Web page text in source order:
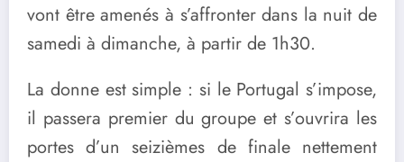
vont être amenés à s’affronter dans la nuit de
samedi à dimanche, à partir de 1h30.
La donne est simple : si le Portugal s’impose,
il passera premier du groupe et s’ouvrira les
portes d’un seizièmes de finale nettement